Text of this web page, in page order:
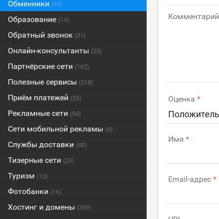
Обменники (93)
Образование (14)
Обратный звонок (31)
Онлайн-консультанты (25)
Партнёрские сети (162)
Полезные сервисы (318)
Приём платежей (28)
Рекламные сети (94)
Сети мобильной рекламы (8)
Службы доставки (48)
Тизерные сети (23)
Туризм (12)
Фотобанки (16)
Хостинг и домены (399)
Комментарий
Оценка
Имя
Email-адрес